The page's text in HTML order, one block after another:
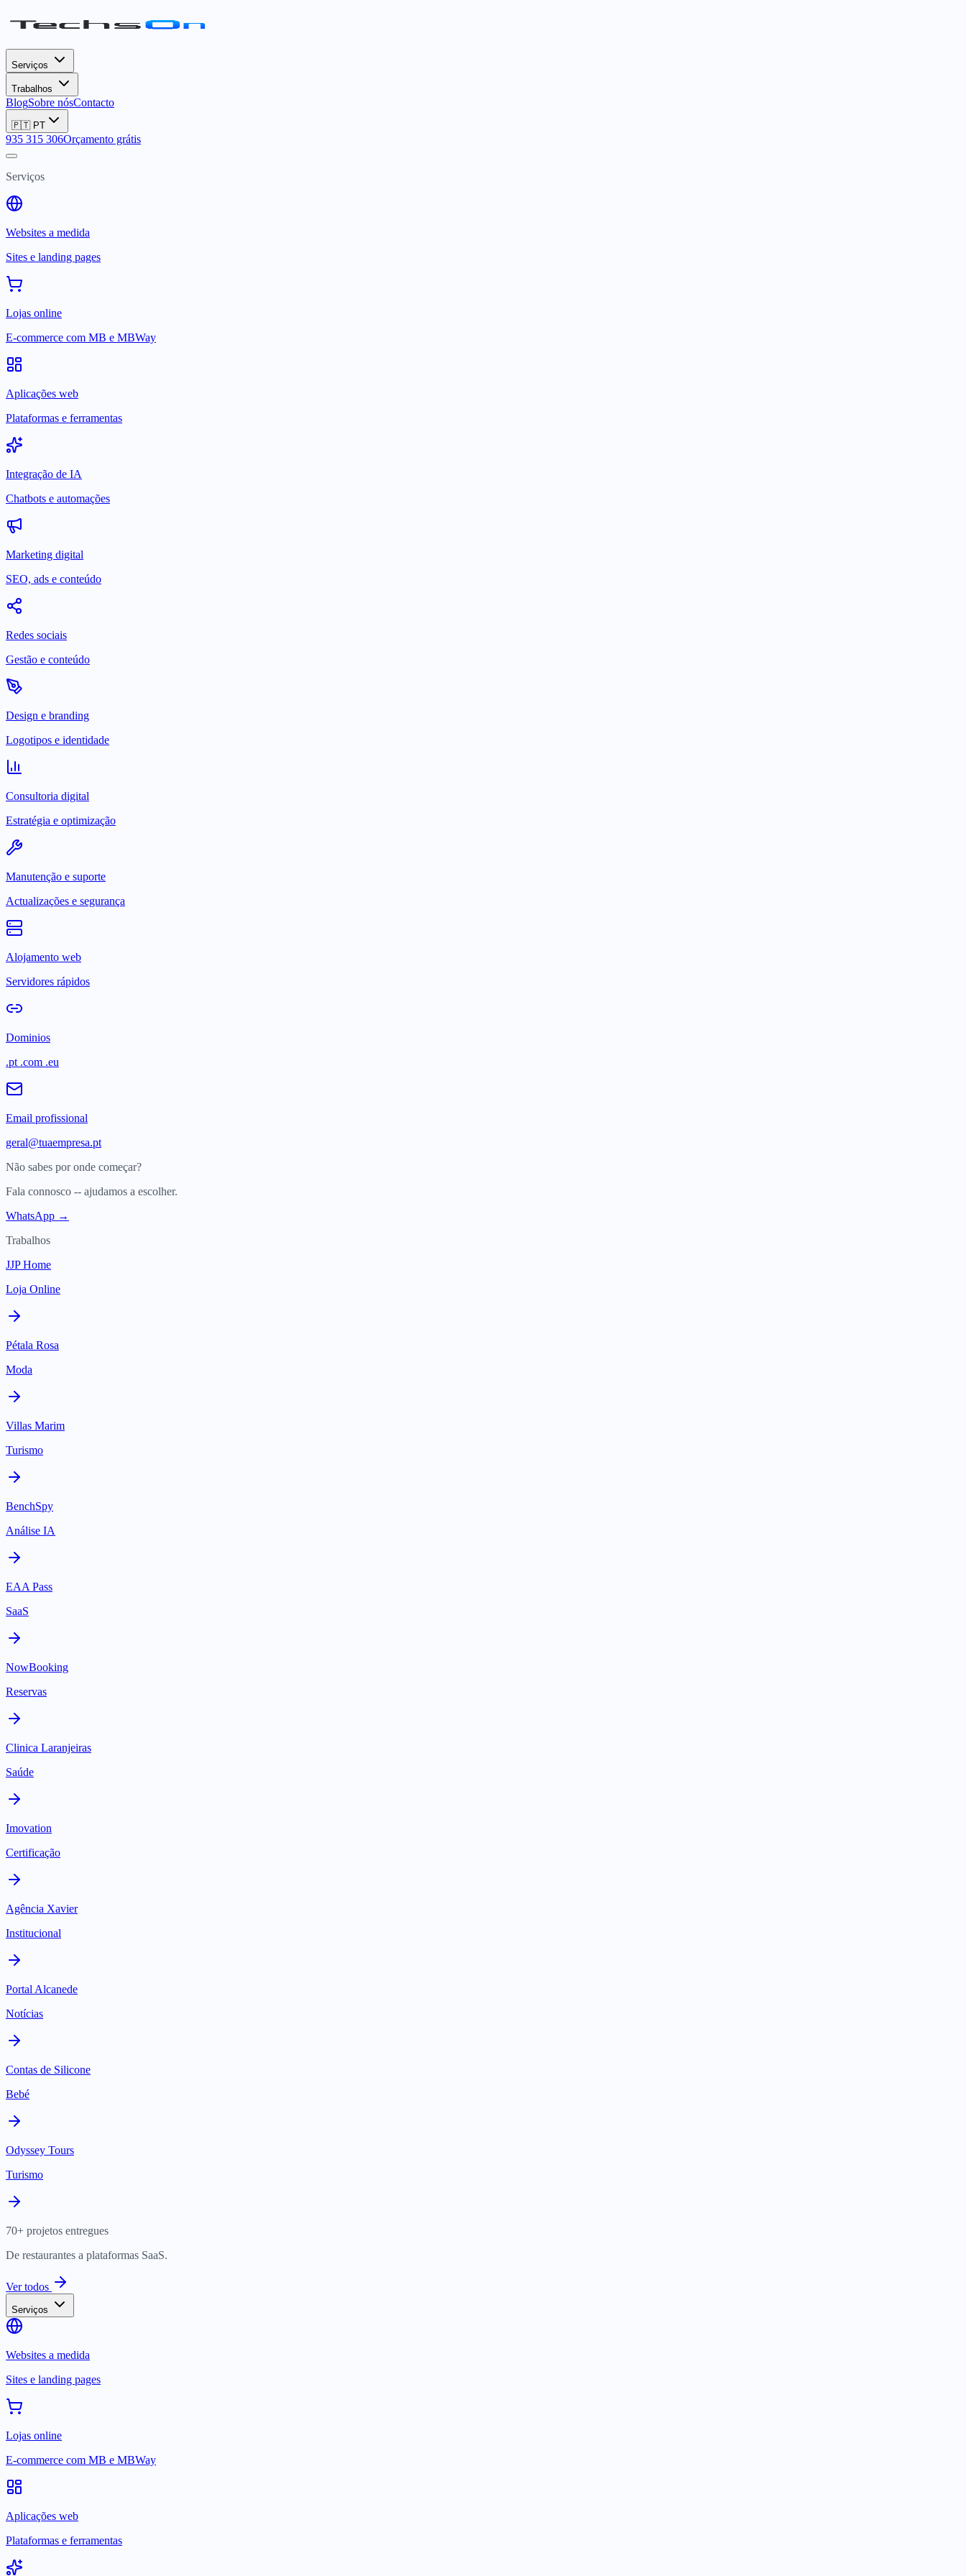
Serviços
Trabalhos
BlogSobre nósContacto
🇵🇹 PT
935 315 306Orçamento grátis
Serviços
Websites a medida
Sites e landing pages
Lojas online
E-commerce com MB e MBWay
Aplicações web
Plataformas e ferramentas
Integração de IA
Chatbots e automações
Marketing digital
SEO, ads e conteúdo
Redes sociais
Gestão e conteúdo
Design e branding
Logotipos e identidade
Consultoria digital
Estratégia e optimização
Manutenção e suporte
Actualizações e segurança
Alojamento web
Servidores rápidos
Dominios
.pt .com .eu
Email profissional
geral@tuaempresa.pt
Não sabes por onde começar?
Fala connosco -- ajudamos a escolher.
WhatsApp →
Trabalhos
JJP Home
Loja Online
Pétala Rosa
Moda
Villas Marim
Turismo
BenchSpy
Análise IA
EAA Pass
SaaS
NowBooking
Reservas
Clinica Laranjeiras
Saúde
Imovation
Certificação
Agência Xavier
Institucional
Portal Alcanede
Notícias
Contas de Silicone
Bebé
Odyssey Tours
Turismo
70+ projetos entregues
De restaurantes a plataformas SaaS.
Ver todos
Serviços
Websites a medida
Sites e landing pages
Lojas online
E-commerce com MB e MBWay
Aplicações web
Plataformas e ferramentas